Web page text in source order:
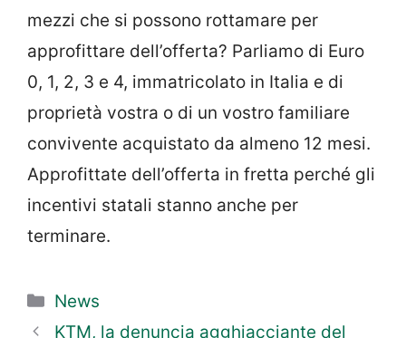
mezzi che si possono rottamare per
approfittare dell’offerta? Parliamo di Euro
0, 1, 2, 3 e 4, immatricolato in Italia e di
proprietà vostra o di un vostro familiare
convivente acquistato da almeno 12 mesi.
Approfittate dell’offerta in fretta perché gli
incentivi statali stanno anche per
terminare.
Categorie
News
KTM, la denuncia agghiacciante del